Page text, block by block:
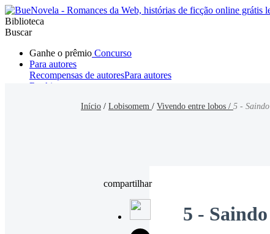
Biblioteca
Buscar
Ganhe o prêmio Concurso
Para autores
Recompensas de autoresPara autores
Ranking
Início / Lobisomem / Vivendo entre lobos / 5 - Saindo
compartilhar
5 - Saindo